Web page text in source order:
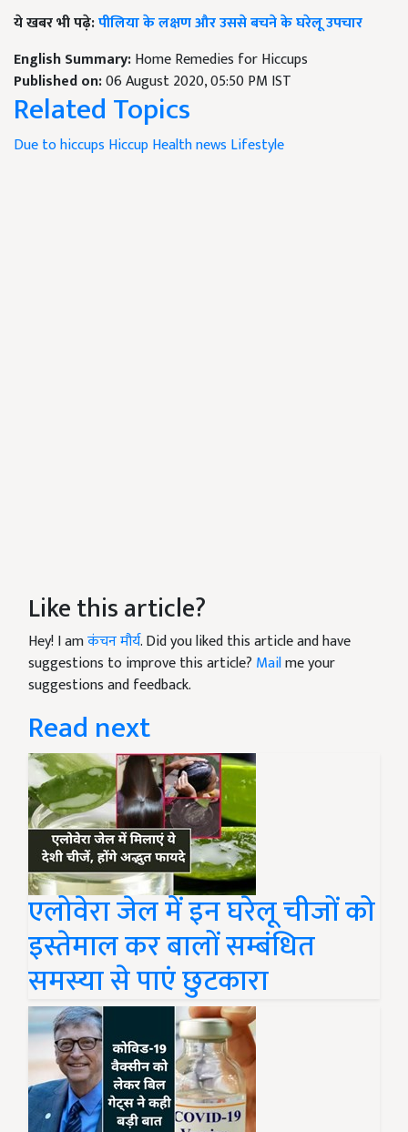
ये खबर भी पढ़े:पीलिया के लक्षण और उससे बचने के घरेलू उपचार
English Summary:Home Remedies for Hiccups
Published on:06 August 2020, 05:50 PM IST
Related Topics
Due to hiccups HiccupHealth news Lifestyle
Like this article?
Hey! I amकंचन मौर्य. Did you liked this article and have
suggestions to improve this article? Mailme your
suggestions and feedback.
Read next
एलोवेरा जेल में इन घरेलू चीजों को
इस्तेमाल कर बालों सम्बंधित
समस्या से पाएं छुटकारा